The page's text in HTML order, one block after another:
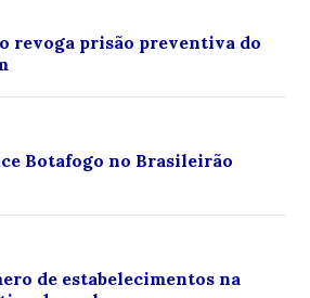
revoga prisão preventiva do
Botafogo no Brasileirão
de estabelecimentos na